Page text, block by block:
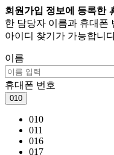
회원가입 정보에 등록한
한 담당자 이름과 휴대폰
아이디 찾기가 가능합니
이름
휴대폰 번호
010
010
011
016
017